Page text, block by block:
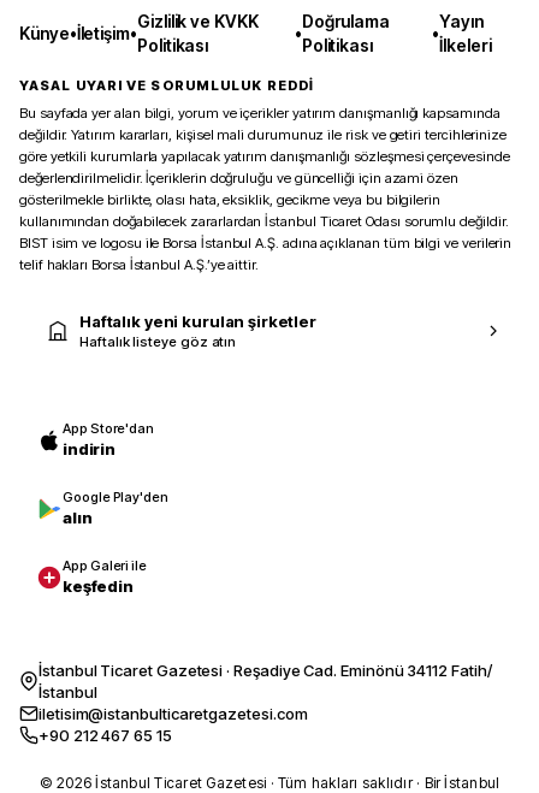
Künye•İletişim•
Gizlilik ve KVKK
Politikası
•
Doğrulama
Politikası
•
Yayın
İlkeleri
YASAL UYARI VE SORUMLULUK REDDİ
Bu sayfada yer alan bilgi, yorum ve içerikler yatırım danışmanlığı kapsamında
değildir. Yatırım kararları, kişisel mali durumunuz ile risk ve getiri tercihlerinize
göre yetkili kurumlarla yapılacak yatırım danışmanlığı sözleşmesi çerçevesinde
değerlendirilmelidir. İçeriklerin doğruluğu ve güncelliği için azami özen
gösterilmekle birlikte, olası hata, eksiklik, gecikme veya bu bilgilerin
kullanımından doğabilecek zararlardan İstanbul Ticaret Odası sorumlu değildir.
BIST isim ve logosu ile Borsa İstanbul A.Ş. adına açıklanan tüm bilgi ve verilerin
telif hakları Borsa İstanbul A.Ş.’ye aittir.
Haftalık yeni kurulan şirketler
Haftalık listeye göz atın
App Store'dan
indirin
Google Play'den
alın
App Galeri ile
keşfedin
İstanbul Ticaret Gazetesi · Reşadiye Cad. Eminönü 34112 Fatih/
İstanbul
iletisim@istanbulticaretgazetesi.com
+90 212 467 65 15
© 2026 İstanbul Ticaret Gazetesi · Tüm hakları saklıdır · Bir İstanbul